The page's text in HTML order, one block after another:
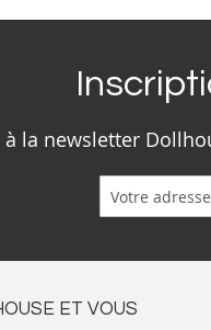
à la newsletter
ET VOUS